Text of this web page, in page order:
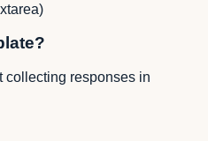
)
collecting responses in